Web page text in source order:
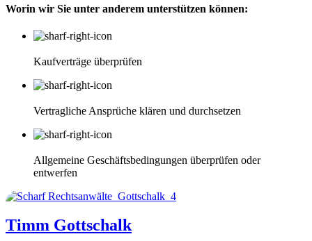
Worin wir Sie unter anderem unterstützen können:
Kaufverträge überprüfen
Vertragliche Ansprüche klären und durchsetzen
Allgemeine Geschäftsbedingungen überprüfen oder
entwerfen
Timm Gottschalk